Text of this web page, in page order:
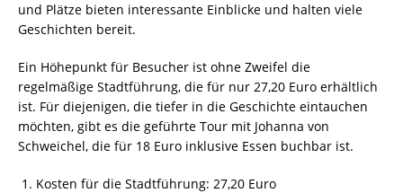
und Plätze bieten interessante Einblicke und halten viele
Geschichten bereit.
Ein Höhepunkt für Besucher ist ohne Zweifel die
regelmäßige Stadtführung, die für nur 27,20 Euro erhältlich
ist. Für diejenigen, die tiefer in die Geschichte eintauchen
möchten, gibt es die geführte Tour mit Johanna von
Schweichel, die für 18 Euro inklusive Essen buchbar ist.
Kosten für die Stadtführung: 27,20 Euro